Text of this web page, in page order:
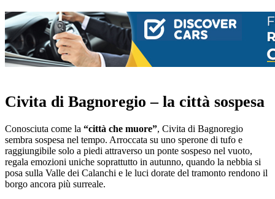
Civita di Bagnoregio – la città sospesa
Conosciuta come la “città che muore”, Civita di Bagnoregio
sembra sospesa nel tempo. Arroccata su uno sperone di tufo e
raggiungibile solo a piedi attraverso un ponte sospeso nel vuoto,
regala emozioni uniche soprattutto in autunno, quando la nebbia si
posa sulla Valle dei Calanchi e le luci dorate del tramonto rendono il
borgo ancora più surreale.